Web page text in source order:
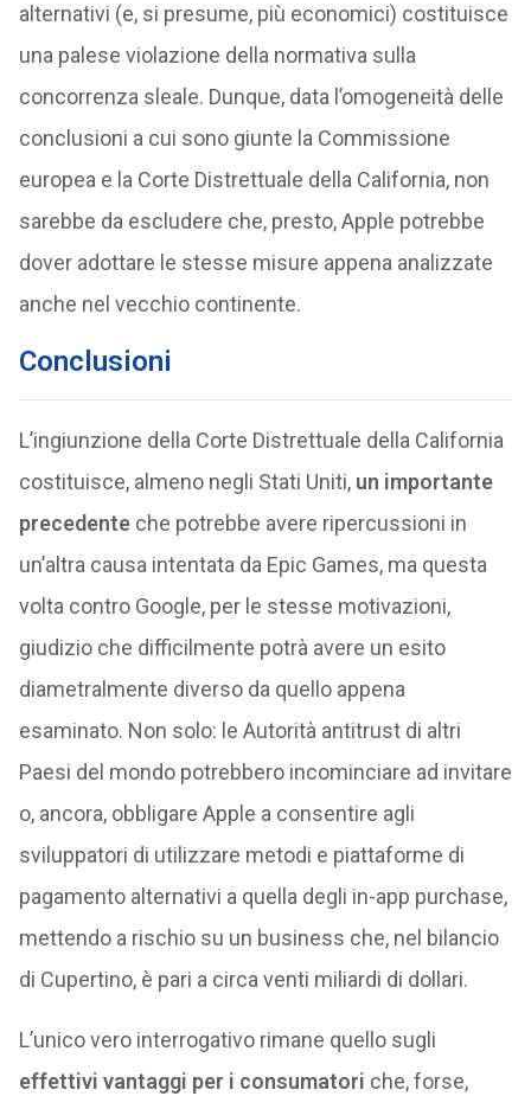
alternativi (e, si presume, più economici) costituisce
una palese violazione della normativa sulla
concorrenza sleale. Dunque, data l’omogeneità delle
conclusioni a cui sono giunte la Commissione
europea e la Corte Distrettuale della California, non
sarebbe da escludere che, presto, Apple potrebbe
dover adottare le stesse misure appena analizzate
anche nel vecchio continente.
Conclusioni
L’ingiunzione della Corte Distrettuale della California
costituisce, almeno negli Stati Uniti, un importante
precedenteche potrebbe avere ripercussioni in
un’altra causa intentata da Epic Games, ma questa
volta contro Google, per le stesse motivazioni,
giudizio che difficilmente potrà avere un esito
diametralmente diverso da quello appena
esaminato. Non solo: le Autorità antitrust di altri
Paesi del mondo potrebbero incominciare ad invitare
o, ancora, obbligare Apple a consentire agli
sviluppatori di utilizzare metodi e piattaforme di
pagamento alternativi a quella degli in-app purchase,
mettendo a rischio su un business che, nel bilancio
di Cupertino, è pari a circa venti miliardi di dollari.
L’unico vero interrogativo rimane quello sugli
effettivi vantaggi per i consumatori che, forse,